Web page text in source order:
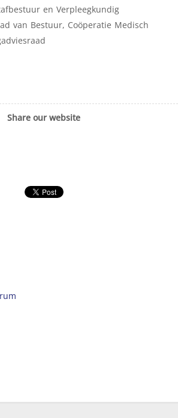
en Verpleegkundig
van Bestuur, Coöperatie Medisch
Share our website